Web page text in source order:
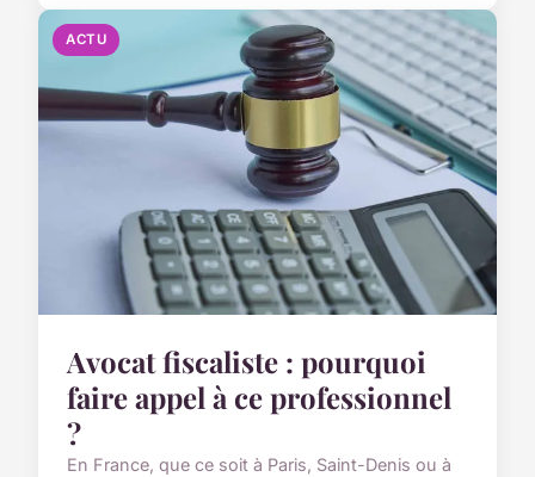
ACTU
Avocat fiscaliste : pourquoi
faire appel à ce professionnel
?
En France, que ce soit à Paris, Saint-Denis ou à